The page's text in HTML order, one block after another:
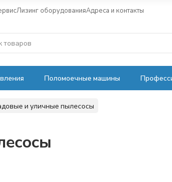
Лизинг оборудованияАдреса и контакты
Поломоечные машины
и уличные пылесосы